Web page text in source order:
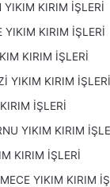
YIKIM KIRIM İŞLERİ
YIKIM KIRIM İŞLERİ
KIRIM İŞLERİ
YIKIM KIRIM İŞLERİ
İŞLERİ
YIKIM KIRIM
KIRIM İŞLERİ
YIKIM KIRIM